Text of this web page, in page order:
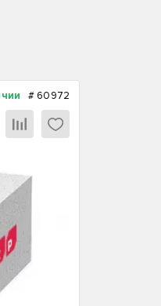
# 60972